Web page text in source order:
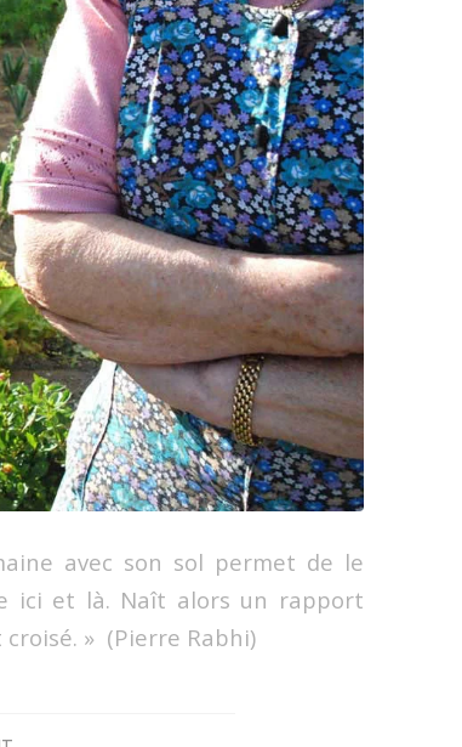
avec son sol permet de le
ici et là. Naît alors un rapport
» (Pierre Rabhi)